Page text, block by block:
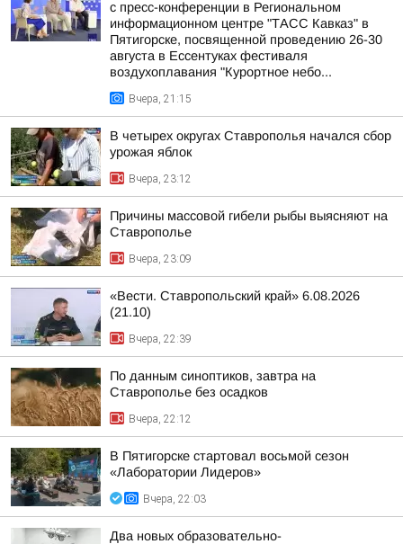
с пресс-конференции в Региональном
информационном центре "ТАСС Кавказ" в
Пятигорске, посвященной проведению 26-30
августа в Ессентуках фестиваля
воздухоплавания "Курортное небо...
Вчера, 21:15
В четырех округах Ставрополья начался сбор
урожая яблок
Вчера, 23:12
Причины массовой гибели рыбы выясняют на
Ставрополье
Вчера, 23:09
«Вести. Ставропольский край» 6.08.2026
(21.10)
Вчера, 22:39
По данным синоптиков, завтра на
Ставрополье без осадков
Вчера, 22:12
В Пятигорске стартовал восьмой сезон
«Лаборатории Лидеров»
Вчера, 22:03
Два новых образовательно-